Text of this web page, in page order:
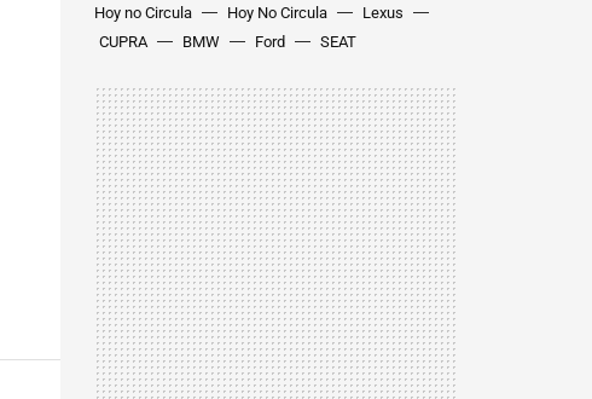
Hoy no Circula Hoy No Circula
Lexus
CUPRA
BMW Ford SEAT